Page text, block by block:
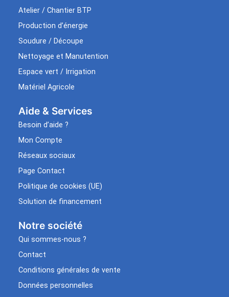
Atelier / Chantier BTP
Production d’énergie
Soudure / Découpe
Nettoyage et Manutention
Espace vert / Irrigation
Matériel Agricole
Aide & Services​
Besoin d’aide ?
Mon Compte
Réseaux sociaux
Page Contact
Politique de cookies (UE)
Solution de financement
Notre société
Qui sommes-nous ?
Contact
Conditions générales de vente
Données personnelles